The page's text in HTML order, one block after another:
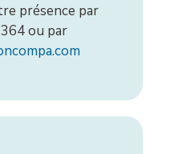
présence par
ou par